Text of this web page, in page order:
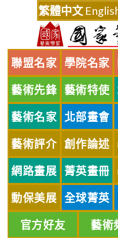
繁體中文
聯盟名家 學院名家
藝術先鋒 藝術特使
藝術名家 北部畫會
藝術評介 創作論述
網路畫展 菁英畫冊
動保美展 全球菁英
官方好友 藝術